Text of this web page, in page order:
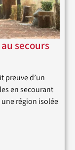
secours
preuve d’un
en secourant
région isolée